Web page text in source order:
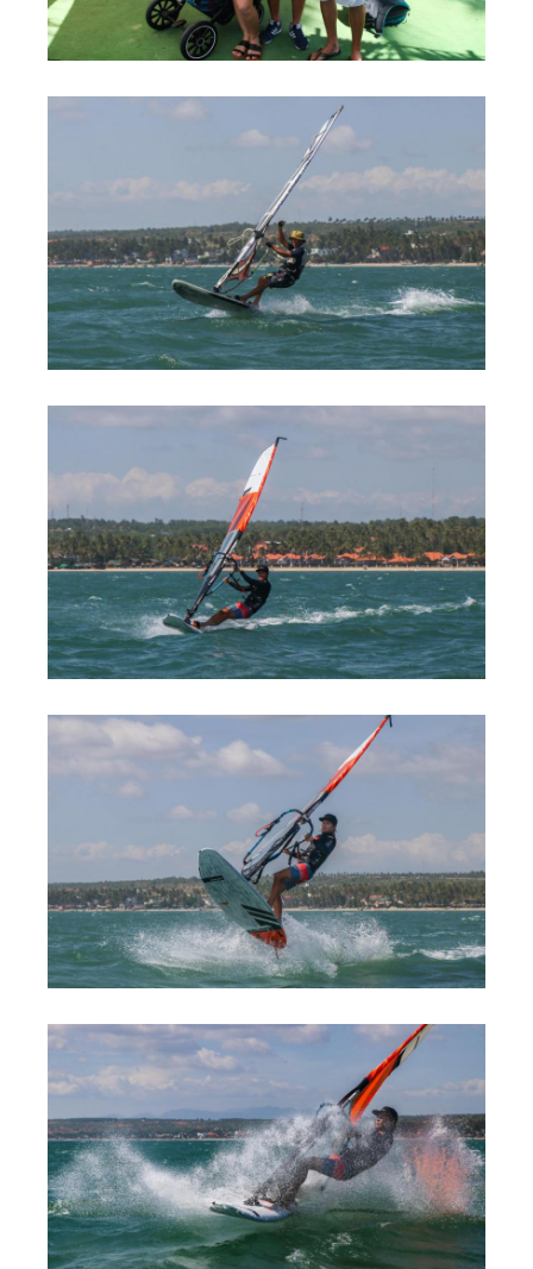
Прокат виндсерфинга и винг фойла
Классический серфинг и SUP
Продажа оборудования
Обучение кайтсерфингу
Система скидок
Обучение Wing Foil